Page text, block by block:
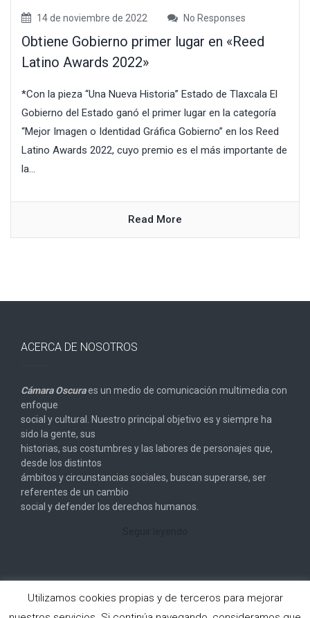
14 de noviembre de 2022 No Responses
Obtiene Gobierno primer lugar en «Reed
Latino Awards 2022»
*Con la pieza “Una Nueva Historia” Estado de Tlaxcala El
Gobierno del Estado ganó el primer lugar en la categoría
“Mejor Imagen o Identidad Gráfica Gobierno” en los Reed
Latino Awards 2022, cuyo premio es el más importante de
la...
Read More
ACERCA DE NOSOTROS
Cámara Oscuraes un medio de comunicación multimedia con
enfoque
social y cultural. Nuestro principal objetivo es y siempre ha
sido la gente, sus
historias, sus costumbres y las labores de personajes que,
desde los distintos
ámbitos y circunstancias sociales, buscan superarse, ser
referentes de un cambio
social y defender los derechos humanos.
Utilizamos cookies propias y de terceros para mejorar